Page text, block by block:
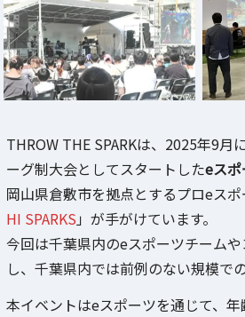
THROW THE SPARKは、2025年9月
ーグ制大会としてスタートしたeス
岡山県倉敷市を拠点とするプロeス
HI SPARKS 」が手がけています。
今回は千葉県内のeスポーツチーム
し、千葉県内では前例のない規模で
本イベントはeスポーツを通じて、年